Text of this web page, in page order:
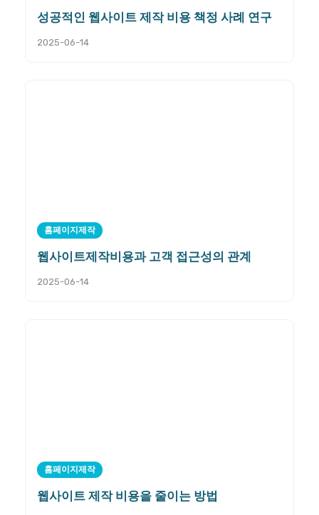
성공적인 웹사이트 제작 비용 책정 사례 연구
2025-06-14
홈페이지제작
웹사이트제작비용과 고객 접근성의 관계
2025-06-14
홈페이지제작
웹사이트 제작 비용을 줄이는 방법